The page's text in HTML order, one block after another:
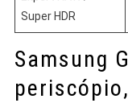
Super HDR
Samsung